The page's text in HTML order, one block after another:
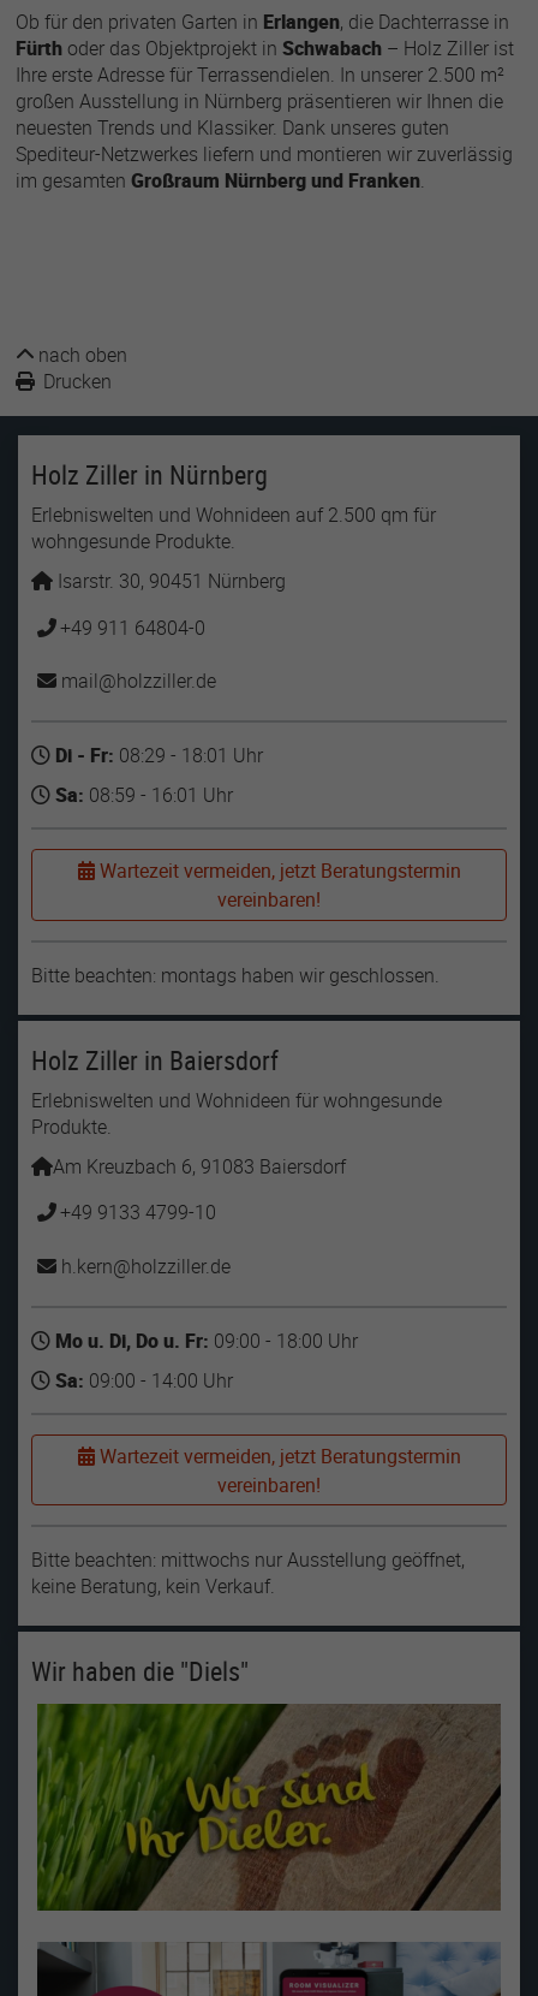
Ob für den privaten Garten in Erlangen, die Dachterrasse in
Fürthoder das Objektprojekt in Schwabach– Holz Ziller ist
Ihre erste Adresse für Terrassendielen. In unserer 2.500 m²
großen Ausstellung in Nürnberg präsentieren wir Ihnen die
neuesten Trends und Klassiker. Dank unseres guten
Spediteur-Netzwerkes liefern und montieren wir zuverlässig
im gesamten Großraum Nürnberg und Franken.
nach oben
Drucken
Holz Ziller in Nürnberg
Erlebniswelten und Wohnideen auf 2.500 qm für
wohngesunde Produkte.
Isarstr. 30, 90451 Nürnberg
+49 911 64804-0
mail holzziller de
Di - Fr: 08:29 - 18:01 Uhr
Sa: 08:59 - 16:01 Uhr
Wartezeit vermeiden, jetzt Beratungstermin
vereinbaren!
Bitte beachten: montags haben wir geschlossen.
Holz Ziller in Baiersdorf
Erlebniswelten und Wohnideen für wohngesunde
Produkte.
Am Kreuzbach 6, 91083 Baiersdorf
+49 9133 4799-10
h.kern holzziller de
Mo u. Di, Do u. Fr: 09:00 - 18:00 Uhr
Sa: 09:00 - 14:00 Uhr
Wartezeit vermeiden, jetzt Beratungstermin
vereinbaren!
Bitte beachten: mittwochs nur Ausstellung geöffnet,
keine Beratung, kein Verkauf.
Wir haben die "Diels"